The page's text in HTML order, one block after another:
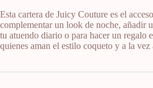
Esta cartera de Juicy Couture es el
complementar un look de noche, añadir
tu atuendo diario o para hacer un regalo
quienes aman el estilo coqueto y a la